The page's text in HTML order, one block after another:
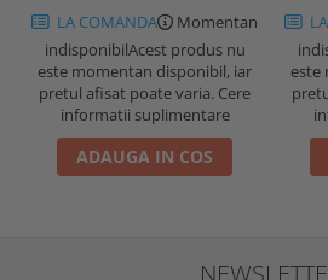
LA COMANDA
Momentan
indisponibilAcest produs nu
este momentan disponibil, iar
pretul afisat poate varia. Cere
informatii suplimentare
ADAUGA IN COS
este